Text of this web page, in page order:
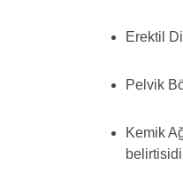
Erektil
Pelvik
Kemik